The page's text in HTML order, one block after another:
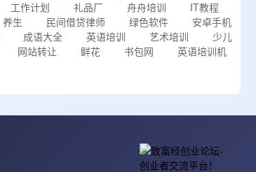
工作计划 礼品厂 舟舟培训
IT教程
养生 民间借贷律师 绿色软件
安卓手机
成语大全 英语培训 艺术培训
少儿
网站转让 鲜花 书包网
英语培训机